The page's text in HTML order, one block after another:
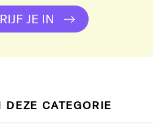
JE IN
DEZE CATEGORIE